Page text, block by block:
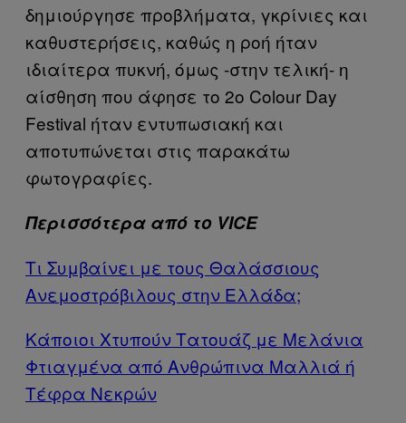
δημιούργησε προβλήματα, γκρίνιες και
καθυστερήσεις, καθώς η ροή ήταν
ιδιαίτερα πυκνή, όμως -στην τελική- η
αίσθηση που άφησε το 2o Colour Day
Festival ήταν εντυπωσιακή και
αποτυπώνεται στις παρακάτω
φωτογραφίες.
Περισσότερα από το VICE
Τι Συμβαίνει με τους Θαλάσσιους
Ανεμοστρόβιλους στην Ελλάδα;
Κάποιοι Χτυπούν Τατουάζ με Μελάνια
Φτιαγμένα από Ανθρώπινα Μαλλιά ή
Τέφρα Νεκρών